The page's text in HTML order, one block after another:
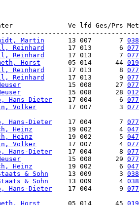
Ve lfd Ges/Prs
Martin
      13 007       7
Reinhard
      17 013       6
Reinhard
      17 013       7
Horst
       05 014      44
Reinhard
      17 013       8
Reinhard
      17 013       9
            15 008      27
            15 008      28
Hans-Dieter
    17 004       6
Volker
        17 007       3
Hans-Dieter
    17 004       7
Heinz
         19 002       4
Heinz
         19 002       5
Volker
        17 007       4
Hans-Dieter
    17 004       8
            15 008      29
Heinz
         19 002       6
& Sohn
     13 009       3
& Sohn
     13 009       4
Hans-Dieter
    17 004       9
Horst
       05 014      45